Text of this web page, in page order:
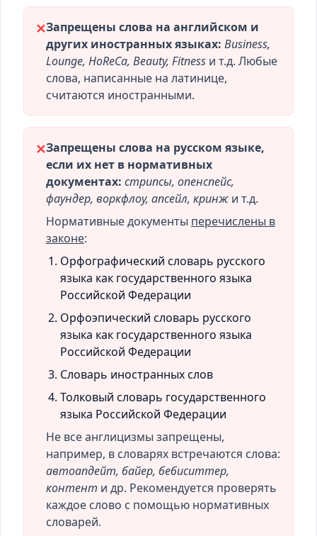
✕Запрещены слова на английском и
других иностранных языках: Business,
Lounge, HoReCa, Beauty, Fitness и т.д. Любые
слова, написанные на латинице,
считаются иностранными.
✕Запрещены слова на русском языке,
если их нет в нормативных
документах: стрипсы, опенспейс,
фаундер, воркфлоу, апсейл, кринж и т.д.
Нормативные документы перечислены в
законе:
Орфографический словарь русского
языка как государственного языка
Российской Федерации
Орфоэпический словарь русского
языка как государственного языка
Российской Федерации
Словарь иностранных слов
Толковый словарь государственного
языка Российской Федерации
Не все англицизмы запрещены,
например, в словарях встречаются слова:
автоапдейт, байер, бебиситтер,
контент и др. Рекомендуется проверять
каждое слово с помощью нормативных
словарей.